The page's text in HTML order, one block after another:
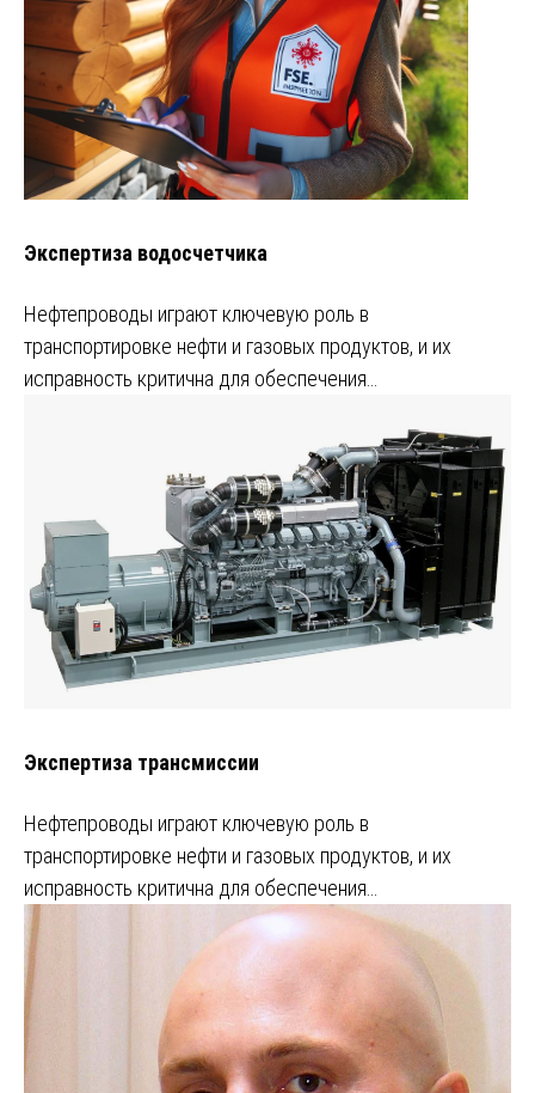
Экспертиза водосчетчика
Нефтепроводы играют ключевую роль в
транспортировке нефти и газовых продуктов, и их
исправность критична для обеспечения…
Экспертиза трансмиссии
Нефтепроводы играют ключевую роль в
транспортировке нефти и газовых продуктов, и их
исправность критична для обеспечения…